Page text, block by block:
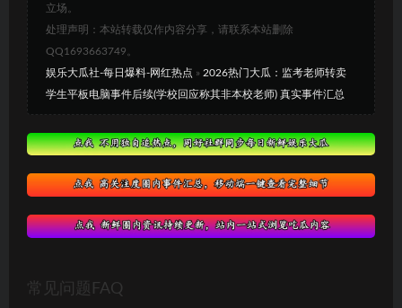
立场。
处理声明：本站转载仅作内容分享，请联系本站删除
QQ1693663749。
娱乐大瓜社-每日爆料-网红热点 » 2026热门大瓜：监考老师转卖
学生平板电脑事件后续(学校回应称其非本校老师) 真实事件汇总
常见问题FAQ